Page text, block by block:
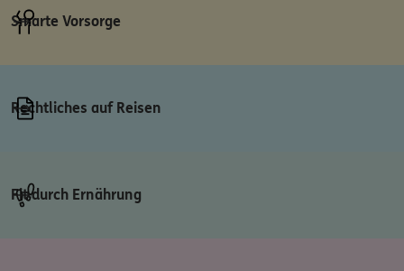
Smarte Vorsorge
Rechtliches auf Reisen
Fit durch Ernährung